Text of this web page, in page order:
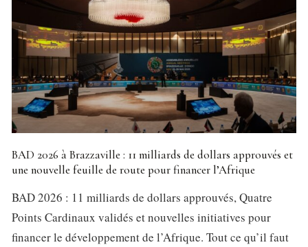
BAD 2026 à Brazzaville : 11 milliards de dollars approuvés et
une nouvelle feuille de route pour financer l’Afrique
BAD 2026 : 11 milliards de dollars approuvés, Quatre
Points Cardinaux validés et nouvelles initiatives pour
financer le développement de l’Afrique. Tout ce qu’il faut